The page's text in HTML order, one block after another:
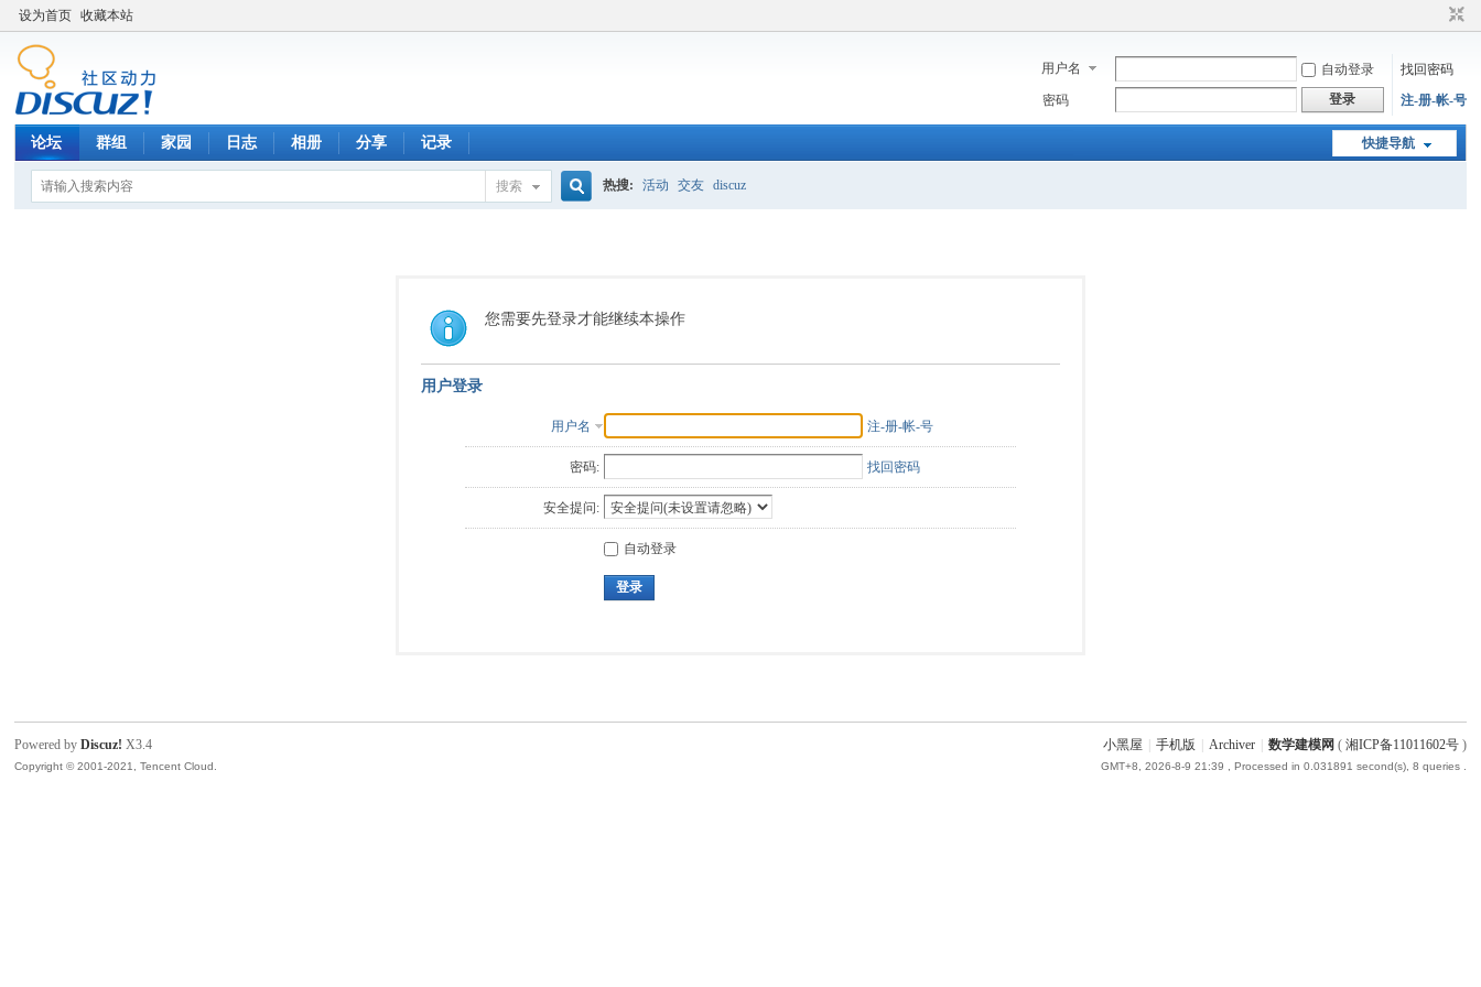
设为首页 收藏本站
用户名 自动登录
找回密码
密码
登录 注-册-帐-号
快捷导航
论坛 群组 家园 日志 相册 分享 记录
搜索
索
热搜: 活动 交友 discuz
您需要先登录才能继续本操作
用户登录
用户名 注-册-帐-号
密码: 找回密码
安全提问:
自动登录
登录
小黑屋 手机版 Archiver 数学建模网 ( 湘ICP备11011602号)
GMT+8, 2026-8-9 21:39 , Processed in 0.031891 second(s), 8 queries .
Powered byDiscuz! X3.4
Copyright © 2001-2021, Tencent Cloud.